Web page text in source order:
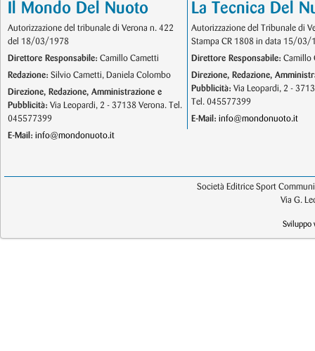
Il Mondo Del Nuoto
Autorizzazione del tribunale di Verona n. 422
del 18/03/1978
Direttore Responsabile: Camillo Cametti
Redazione: Silvio Cametti, Daniela Colombo
Direzione, Redazione, Amministrazione e
Pubblicità: Via Leopardi, 2 - 37138 Verona. Tel.
045577399
E-Mail: info@mondonuoto.it
La Tecnica Del
Autorizzazione del Tribunale di
Stampa CR 1808 in data 15/03/
Direttore Responsabile: Camillo
Direzione, Redazione,
Pubblicità: Via Leopardi, 2 -
Tel. 045577399
E-Mail: info@mondonuoto.it
Società Editrice Sport
Via G.
Sviluppo